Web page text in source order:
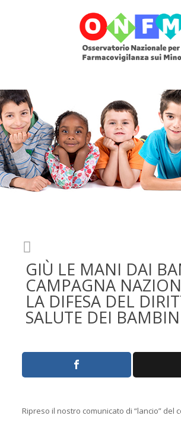
GIÙ LE MANI DAI
CAMPAGNA
LA DIFESA DEL
SALUTE DEI
SALUTE
Ripreso il nostro comunicato di “lancio” del